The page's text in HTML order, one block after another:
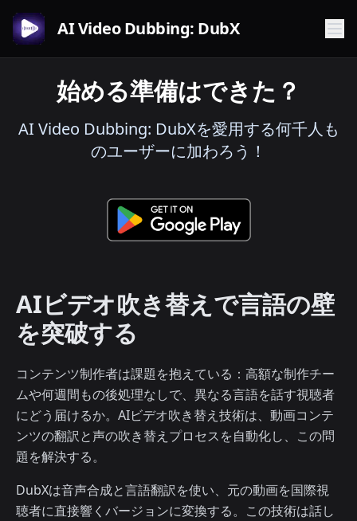
AI Video Dubbing: DubX
始める準備はできた？
AI Video Dubbing: DubXを愛用する何千人も
のユーザーに加わろう！
AIビデオ吹き替えで言語の壁
を突破する
コンテンツ制作者は課題を抱えている：高額な制作チー
ムや何週間もの後処理なしで、異なる言語を話す視聴者
にどう届けるか。AIビデオ吹き替え技術は、動画コンテ
ンツの翻訳と声の吹き替えプロセスを自動化し、この問
題を解決する。
DubXは音声合成と言語翻訳を使い、元の動画を国際視
聴者に直接響くバージョンに変換する。この技術は話し